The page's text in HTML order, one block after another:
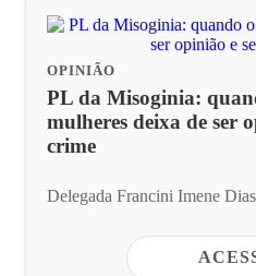
OPINIÃO
PL da Misoginia:
mulheres deixa de ser
crime
Delegada Francini Imene